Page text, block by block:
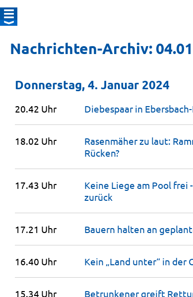
Nachrichten-Archiv:
Donnerstag, 4. Januar 2024
20.42 Uhr Diebespaar in
18.02 Uhr
Rasenmäher zu laut:
Rücken?
17.43 Uhr
Keine Liege am Pool frei
zurück
17.21 Uhr Bauern halten an
16.40 Uhr Kein „Land unter“ in der
15.34 Uhr Betrunkener greift